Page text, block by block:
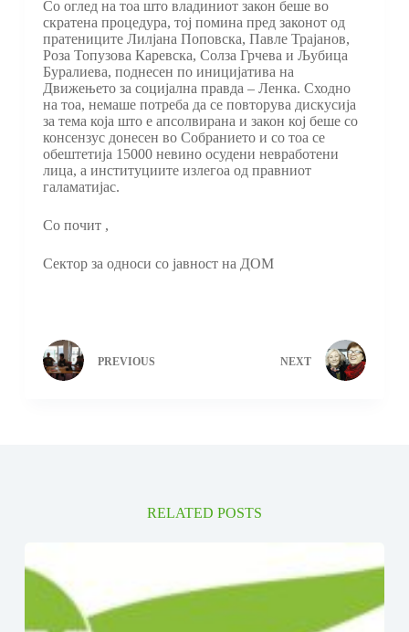
Со оглед на тоа што владиниот закон беше во
скратена процедура, тој помина пред законот од
пратениците Лилјана Поповска, Павле Трајанов,
Роза Топузова Каревска, Солза Грчева и Љубица
Буралиева, поднесен по иницијатива на
Движењето за социјална правда – Ленка. Сходно
на тоа, немаше потреба да се повторува дискусија
за тема која што е апсолвирана и закон кој беше со
консензус донесен во Собранието и со тоа се
обештетија 15000 невино осудени невработени
лица, а институциите излегоа од правниот
галаматијас.
Со почит ,
Сектор за односи со јавност на ДОМ
PREVIOUS NEXT
RELATED POSTS